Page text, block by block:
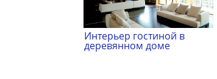
Интерьер гостиной в
деревянном доме